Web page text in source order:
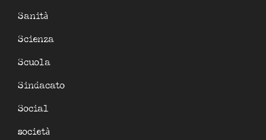
Sanità
Scienza
Scuola
Sindacato
Social
società